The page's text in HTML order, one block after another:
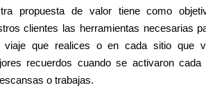
propuesta de valor tiene como
clientes las herramientas necesarias
viaje que realices o en cada sitio que
recuerdos cuando se activaron
o trabajas.